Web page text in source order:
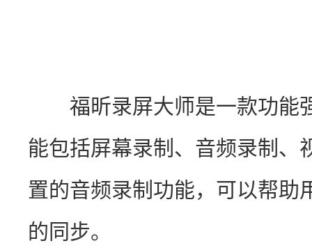
福昕录屏大师是一款功能
能包括屏幕录制、音频录制、
置的音频录制功能，可以帮助
的同步。